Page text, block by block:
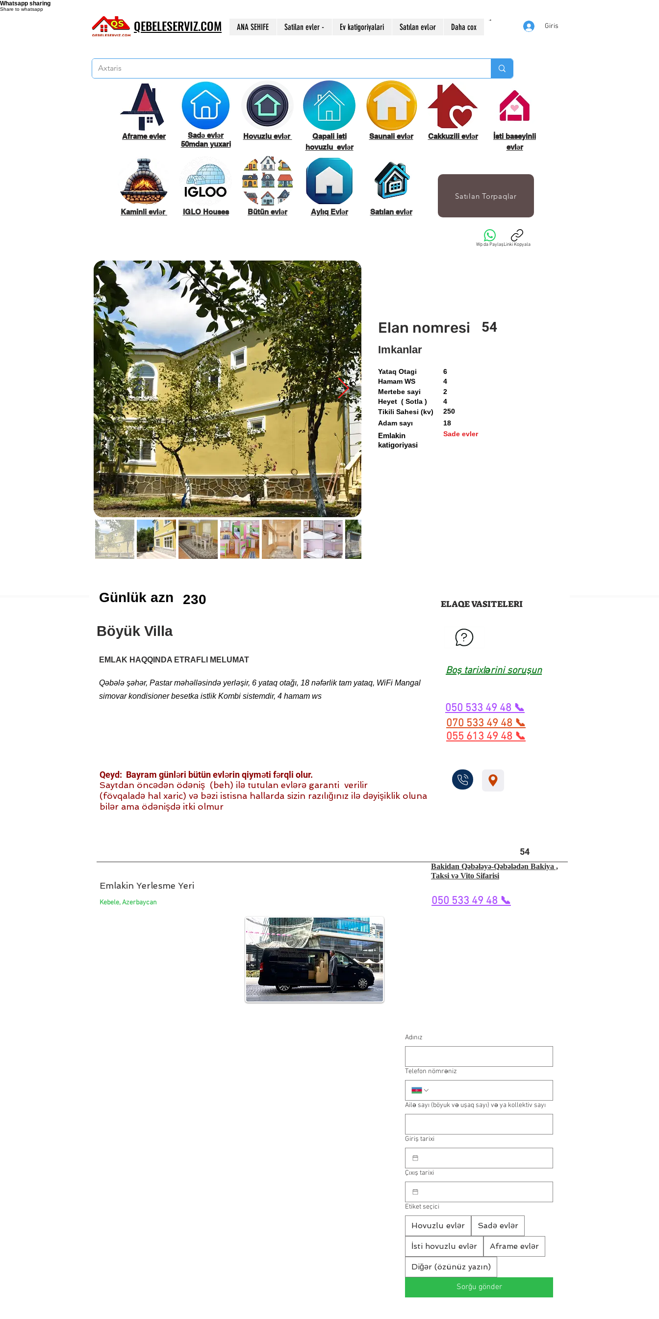
Whatsapp sharing
Share to whatsapp
QEBELESERVIZ.COM ANA SEHIFE Satilan evler - Ev katigoriyalari Satılan evlər Daha cox Giris
Aframe evler
Kaminli evlər
Sadə evlər
50mdan yuxari
IGLO Houses
Hovuzlu evlər
Bütün evlər
Qapali isti
hovuzlu evlər
Aylıq Evlər
Saunali evlər
Satılan evlər
Cakkuzili evlər
İsti baseyinli
evlər
Satılan Torpaqlar
Wp da PaylaşLinki Kopyala
Elan nomresi 54
Imkanlar
Yataq Otagi
Mertebe sayi
Hamam WS
Heyet ( Sotla )
Tikili Sahesi (kv)
6
4
4
2
250
Emlakin
katigoriyasi
Sade evler
18
Adam sayı
Günlük azn 230
Böyük Villa
ELAQE VASITELERI
EMLAK HAQQINDA ETRAFLI MELUMAT
Boş tarixlərini soruşun
Qəbələ şəhər, Pastar məhəlləsində yerləşir, 6 yataq otağı, 18 nəfərlik tam yataq, WiFi Mangal
simovar kondisioner besetka istlik Kombi sistemdir, 4 hamam ws
050 533 49 48 📞
070 533 49 48 📞
055 613 49 48 📞
Qeyd: Bayram günləri bütün evlərin qiyməti fərqli olur.
Saytdan öncədən ödəniş (beh) ilə tutulan evlərə garanti verilir
(fövqaladə hal xaric) və bəzi istisna hallarda sizin razılığınız ilə dəyişiklik oluna
bilər ama ödənişdə itki olmur
54
Emlakin Yerlesme Yeri
Bakidan Qəbələyə-Qəbələdən Bakiya ,
Taksi və Vito Sifarisi
Kebele, Azerbaycan 050 533 49 48 📞
Adınız
Telefon nömrəniz
Ailə sayı (böyuk və uşaq sayı) və ya kollektiv sayı
Giriş tarixi
Çıxış tarixi
Etiket seçici
Hovuzlu evlər Sadə evlər
İsti hovuzlu evlər Aframe evlər
Diğər (özünüz yazın)
Sorğu gönder